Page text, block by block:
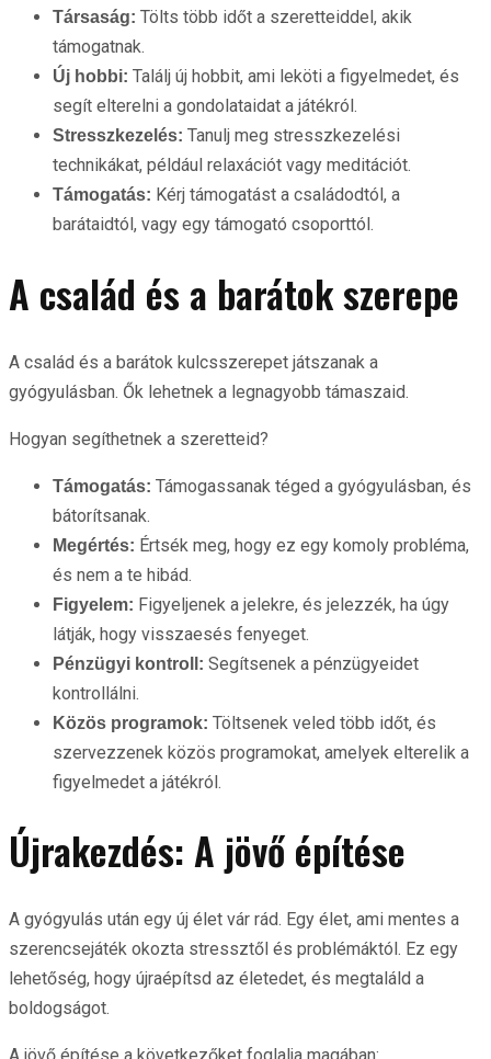
Társaság: Tölts több időt a szeretteiddel, akik
támogatnak.
Új hobbi: Találj új hobbit, ami leköti a figyelmedet, és
segít elterelni a gondolataidat a játékról.
Stresszkezelés: Tanulj meg stresszkezelési
technikákat, például relaxációt vagy meditációt.
Támogatás: Kérj támogatást a családodtól, a
barátaidtól, vagy egy támogató csoporttól.
A család és a barátok szerepe
A család és a barátok kulcsszerepet játszanak a
gyógyulásban. Ők lehetnek a legnagyobb támaszaid.
Hogyan segíthetnek a szeretteid?
Támogatás: Támogassanak téged a gyógyulásban, és
bátorítsanak.
Megértés: Értsék meg, hogy ez egy komoly probléma,
és nem a te hibád.
Figyelem: Figyeljenek a jelekre, és jelezzék, ha úgy
látják, hogy visszaesés fenyeget.
Pénzügyi kontroll: Segítsenek a pénzügyeidet
kontrollálni.
Közös programok: Töltsenek veled több időt, és
szervezzenek közös programokat, amelyek elterelik a
figyelmedet a játékról.
Újrakezdés: A jövő építése
A gyógyulás után egy új élet vár rád. Egy élet, ami mentes a
szerencsejáték okozta stressztől és problémáktól. Ez egy
lehetőség, hogy újraépítsd az életedet, és megtaláld a
boldogságot.